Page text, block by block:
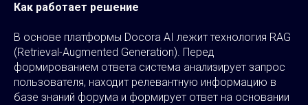
Как работает решение
В основе платформы Docora AI лежит технология RAG
(Retrieval-Augmented Generation). Перед
формированием ответа система анализирует запрос
пользователя, находит релевантную информацию в
базе знаний форума и формирует ответ на основании